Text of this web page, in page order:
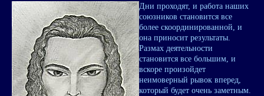
Дни проходят, и работа наших
союзников становится все
более скоординированной, и
она приносит результаты.
Размах деятельности
становится все большим, и
вскоре произойдет
неимоверный рывок вперед,
который будет очень заметным.